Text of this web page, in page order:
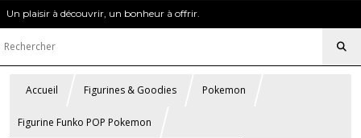
Un plaisir à découvrir, un bonheur à offrir.
Accueil Figurines & Goodies Pokemon
Figurine Funko POP Pokemon